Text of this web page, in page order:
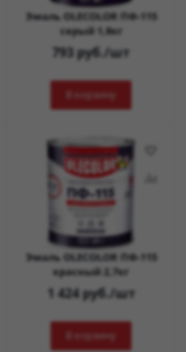
Эмаль OLECOLOR ПФ-115
серый 1,8кг
793 руб./шт
В корзину
Эмаль OLECOLOR ПФ-115
красный 2,7кг
1 424руб./шт
В корзину